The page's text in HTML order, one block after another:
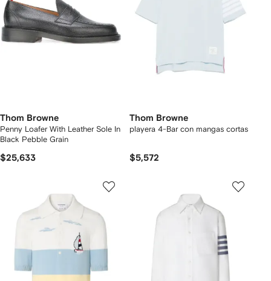
Thom Browne
Penny Loafer With Leather Sole In
Black Pebble Grain
$25,633
Thom Browne
playera 4-Bar con mangas cortas
$5,572